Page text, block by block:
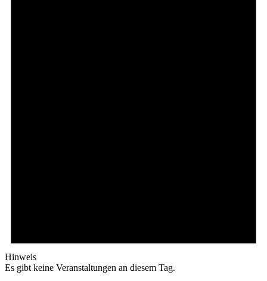
Hinweis
Es gibt keine Veranstaltungen an diesem Tag.